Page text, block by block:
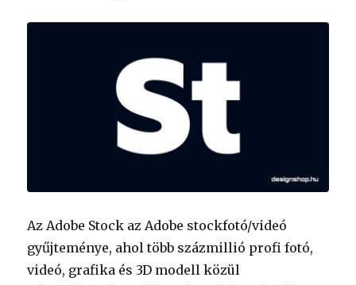
Az Adobe Stock az Adobe stockfotó/videó
gyűjteménye, ahol több százmillió profi fotó,
videó, grafika és 3D modell közül